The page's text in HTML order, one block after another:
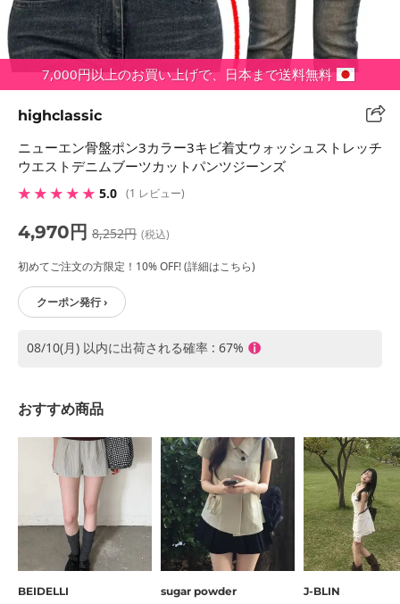
7,000円以上のお買い上げで、日本まで送料無料
highclassic
ニューエン骨盤ポン3カラー3キビ着丈ウォッシュストレッチ
ウエストデニムブーツカットパンツジーンズ
★ ★ ★ ★ ★ 5.0 (1 レビュー)
4,970円 8,252円 (税込)
初めてご注文の方限定！10% OFF! (詳細はこちら)
クーポン発行 ›
08/10(月) 以内に出荷される確率 : 67%
おすすめ商品
BEIDELLI sugar powder J-BLIN